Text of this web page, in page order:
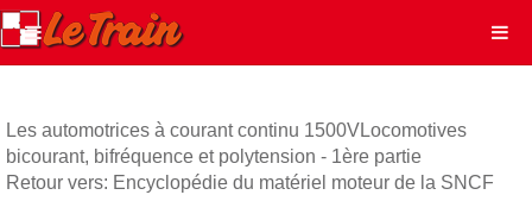
Les automotrices à courant continu 1500VLocomotives
bicourant, bifréquence et polytension - 1ère partie
Retour vers: Encyclopédie du matériel moteur de la SNCF